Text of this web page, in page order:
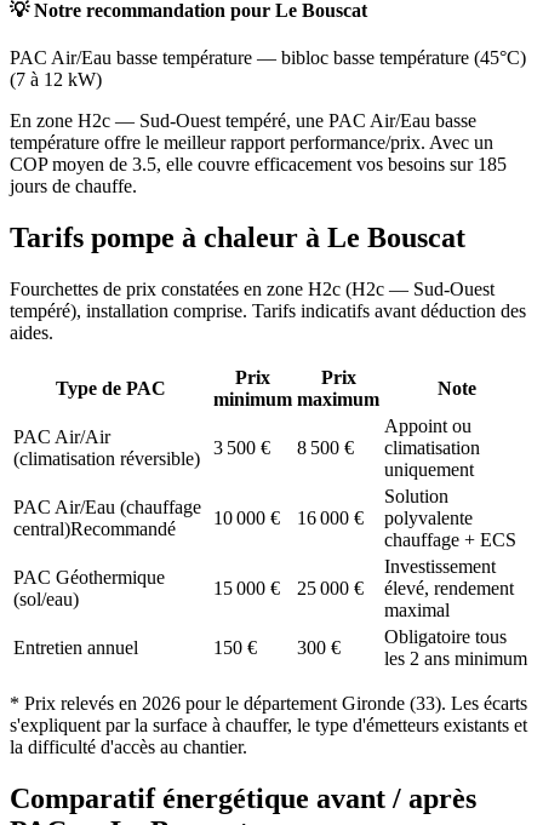
💡 Notre recommandation pour Le Bouscat
PAC Air/Eau basse température — bibloc basse température (45°C)
(7 à 12 kW)
En zone H2c — Sud-Ouest tempéré, une PAC Air/Eau basse
température offre le meilleur rapport performance/prix. Avec un
COP moyen de 3.5, elle couvre efficacement vos besoins sur 185
jours de chauffe.
Tarifs pompe à chaleur à Le Bouscat
Fourchettes de prix constatées en zone H2c (H2c — Sud-Ouest
tempéré), installation comprise. Tarifs indicatifs avant déduction des
aides.
Type de PAC
Prix
minimum
Prix
maximum
Note
PAC Air/Air
(climatisation réversible)
3 500 € 8 500 €
Appoint ou
climatisation
uniquement
PAC Air/Eau (chauffage
central)Recommandé
10 000 € 16 000 €
Solution
polyvalente
chauffage + ECS
PAC Géothermique
(sol/eau)
15 000 € 25 000 €
Investissement
élevé, rendement
maximal
Entretien annuel
150 € 300 €
Obligatoire tous
les 2 ans minimum
* Prix relevés en 2026 pour le département Gironde (33). Les écarts
s'expliquent par la surface à chauffer, le type d'émetteurs existants et
la difficulté d'accès au chantier.
Comparatif énergétique avant / après